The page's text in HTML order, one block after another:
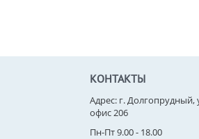
КОНТАКТЫ
Адрес: г. Долгопрудный,
офис 206
Пн-Пт 9.00 - 18.00